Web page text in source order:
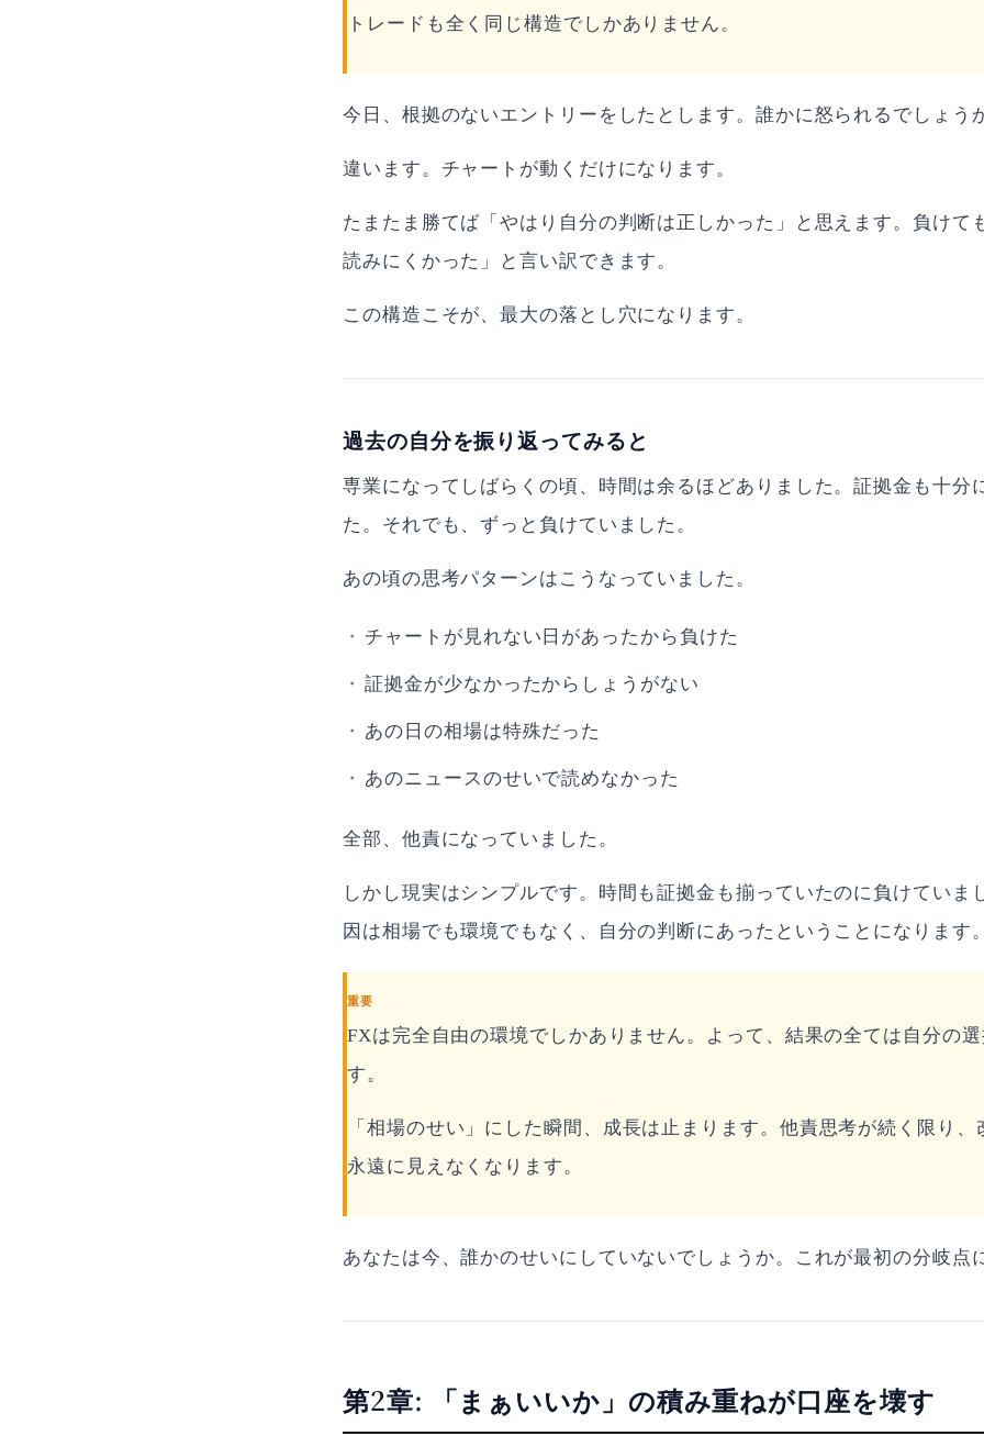
トレードも全く同じ構造でしかありません。
今日、根拠のないエントリーをしたとします。誰かに怒られるでしょう
違います。チャートが動くだけになります。
たまたま勝てば「やはり自分の判断は正しかった」と思えます。負けて
読みにくかった」と言い訳できます。
この構造こそが、最大の落とし穴になります。
過去の自分を振り返ってみると
専業になってしばらくの頃、時間は余るほどありました。証拠金も十分
た。それでも、ずっと負けていました。
あの頃の思考パターンはこうなっていました。
チャートが見れない日があったから負けた
証拠金が少なかったからしょうがない
あの日の相場は特殊だった
あのニュースのせいで読めなかった
全部、他責になっていました。
しかし現実はシンプルです。時間も証拠金も揃っていたのに負けていま
因は相場でも環境でもなく、自分の判断にあったということになります。
重要
FXは完全自由の環境でしかありません。よって、結果の全ては自分の選
す。
「相場のせい」にした瞬間、成長は止まります。他責思考が続く限り
永遠に見えなくなります。
あなたは今、誰かのせいにしていないでしょうか。これが最初の分岐点
第2章: 「まぁいいか」の積み重ねが口座を壊す